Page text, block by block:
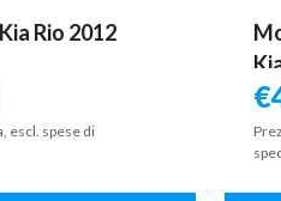
Rio 2012
escl. spese di
€